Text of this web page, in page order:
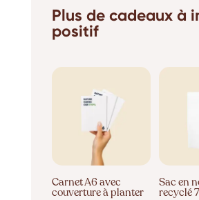
Plus de cadeaux à
positif
Carnet A6 avec
couverture à planter
Sac en
recyclé